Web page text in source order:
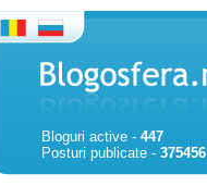
Bloguri active - 447
Posturi publicate - 375456